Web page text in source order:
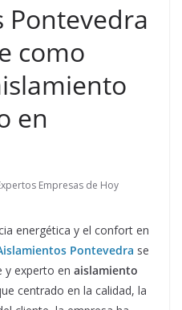
Pontevedra
como
en
Empresas de Hoy
energética y el confort en
Pontevedra se
y experto en aislamiento
centrado en la calidad, la